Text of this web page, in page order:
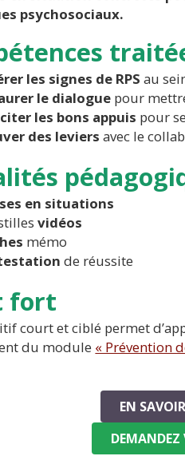
psychosociaux.
les signes de RPS au
le dialogue pour
les bons appuis pour
des leviers avec le
en situations
vidéos
mémo
de réussite
fort
court et ciblé permet
du module « Prévention
EN
DEMANDEZ